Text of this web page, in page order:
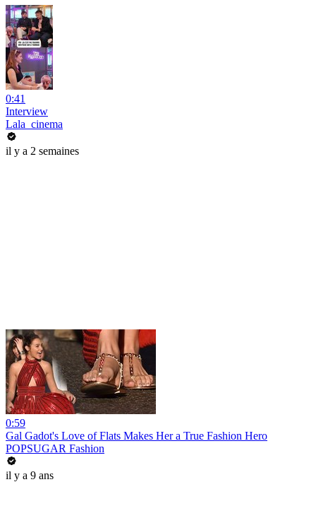
0:41
Interview
Lala_cinema
il y a 2 semaines
0:59
Gal Gadot's Love of Flats Makes Her a True Fashion Hero
POPSUGAR Fashion
il y a 9 ans